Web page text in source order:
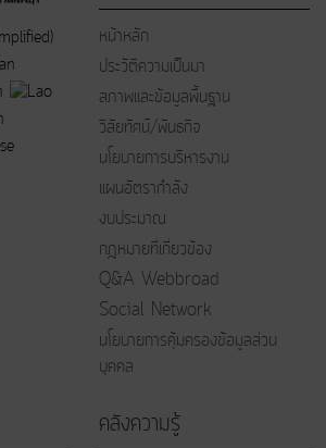
หน้าหลัก
ประวัติความเป็นมา
สภาพและข้อมูลพื้นฐาน
วิสัยทัศน์/พันธกิจ
นโยบายการบริหารงาน
แผนอัตรากำลัง
งบประมาณ
กฎหมายที่เกี่ยวข้อง
Q&A Webbroad
Social Network
นโยบายการคุ้มครองข้อมูลส่วน
บุคคล
คลังความรู้